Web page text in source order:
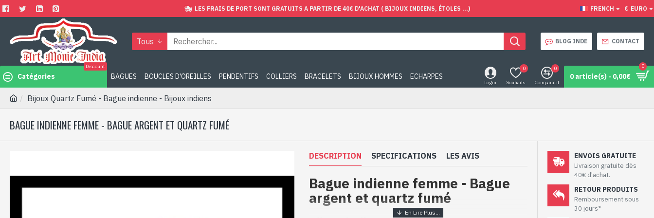
LES FRAIS DE PORT SONT GRATUITS A PARTIR DE 40€ D'ACHAT ( BIJOUX INDIENS, ÉTOLES ...) FRENCH € EURO
Tous BLOG INDE CONTACT
Catégories
Discount
BAGUES BOUCLES D'OREILLES PENDENTIFS COLLIERS BRACELETS BIJOUX HOMMES ECHARPES
Login Souhaits
0
Comparatif
0
0 article(s) - 0,00€
0
Bijoux Quartz Fumé - Bague indienne - Bijoux indiens
BAGUE INDIENNE FEMME - BAGUE ARGENT ET QUARTZ FUMÉ
DESCRIPTION SPECIFICATIONS LES AVIS
Bague indienne femme - Bague
argent et quartz fumé
ENVOIS GRATUITE
Livraison gratuite dès
40€ d'achat.
RETOUR PRODUITS
Remboursement sous
30 jours*